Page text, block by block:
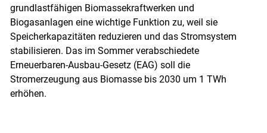
grundlastfähigen Biomassekraftwerken und
Biogasanlagen eine wichtige Funktion zu, weil sie
Speicherkapazitäten reduzieren und das Stromsystem
stabilisieren. Das im Sommer verabschiedete
Erneuerbaren-Ausbau-Gesetz (EAG) soll die
Stromerzeugung aus Biomasse bis 2030 um 1 TWh
erhöhen.